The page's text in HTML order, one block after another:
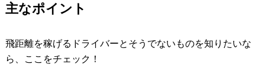
主なポイント
飛距離を稼げるドライバーとそうでないものを知りたいな
ら、ここをチェック！